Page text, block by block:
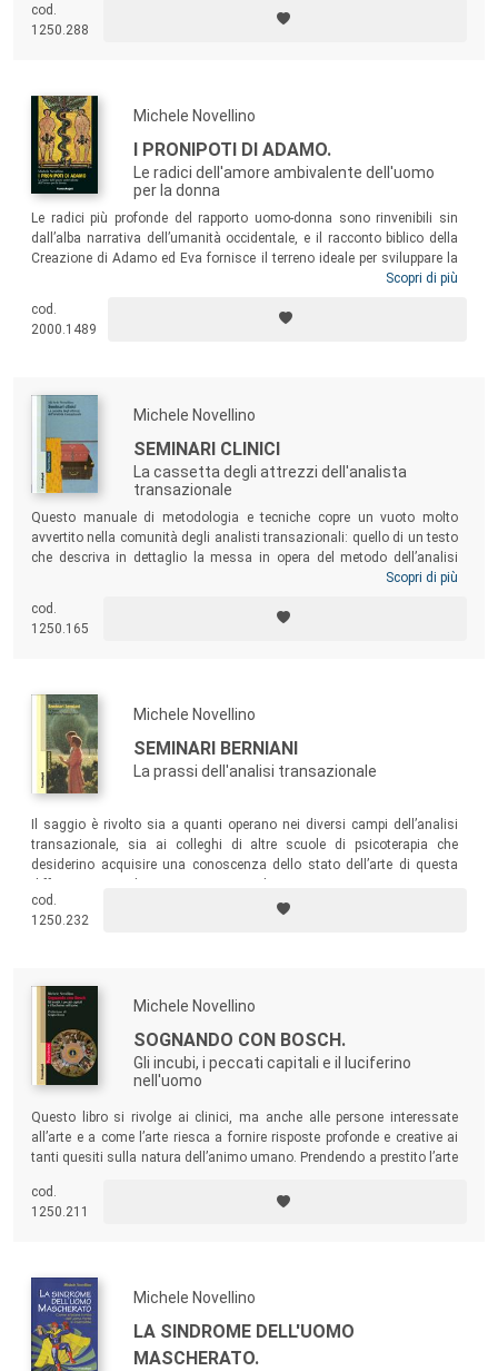
questo innovativo, chiaro e completo modello di psicoterapia, portando
il lettore, passo dopo passo, a comprenderne le basi teoriche e le
cod.
1250.288
Michele Novellino
I PRONIPOTI DI ADAMO.
Le radici dell'amore ambivalente dell'uomo
per la donna
Le radici più profonde del rapporto uomo-donna sono rinvenibili sin
dall’alba narrativa dell’umanità occidentale, e il racconto biblico della
Creazione di Adamo ed Eva fornisce il terreno ideale per sviluppare la
tesi della profondità archetipica del complesso di inferiorità dell’uomo
psicoanalisti a romanzieri, aiutano il lettore a seguire “dal vivo” lo
sviluppo della tesi del libro.
Scopri di più
cod.
2000.1489
Michele Novellino
SEMINARI CLINICI
La cassetta degli attrezzi dell'analista
transazionale
Questo manuale di metodologia e tecniche copre un vuoto molto
avvertito nella comunità degli analisti transazionali: quello di un testo
che descriva in dettaglio la messa in opera del metodo dell’analisi
transazionale. Il libro è rivolto agli allievi delle scuole di analisi
comune, agli psicoterapeuti di altre scuole per avere una conoscenza
corretta di un metodo a volte svilito ingiustamente da opere di taglio
Scopri di più
cod.
1250.165
Michele Novellino
SEMINARI BERNIANI
La prassi dell'analisi transazionale
Il saggio è rivolto sia a quanti operano nei diversi campi dell’analisi
transazionale, sia ai colleghi di altre scuole di psicoterapia che
desiderino acquisire una conoscenza dello stato dell’arte di questa
cod.
1250.232
Michele Novellino
SOGNANDO CON BOSCH.
Gli incubi, i peccati capitali e il luciferino
nell'uomo
Questo libro si rivolge ai clinici, ma anche alle persone interessate
all’arte e a come l’arte riesca a fornire risposte profonde e creative ai
tanti quesiti sulla natura dell’animo umano. Prendendo a prestito l’arte
coinvolgono la psicologia: l’incubo, le caratteristiche “viziose” della
personalità e il lato oscuro e “luciferino” della mente.
cod.
1250.211
Michele Novellino
LA SINDROME DELL'UOMO
MASCHERATO.